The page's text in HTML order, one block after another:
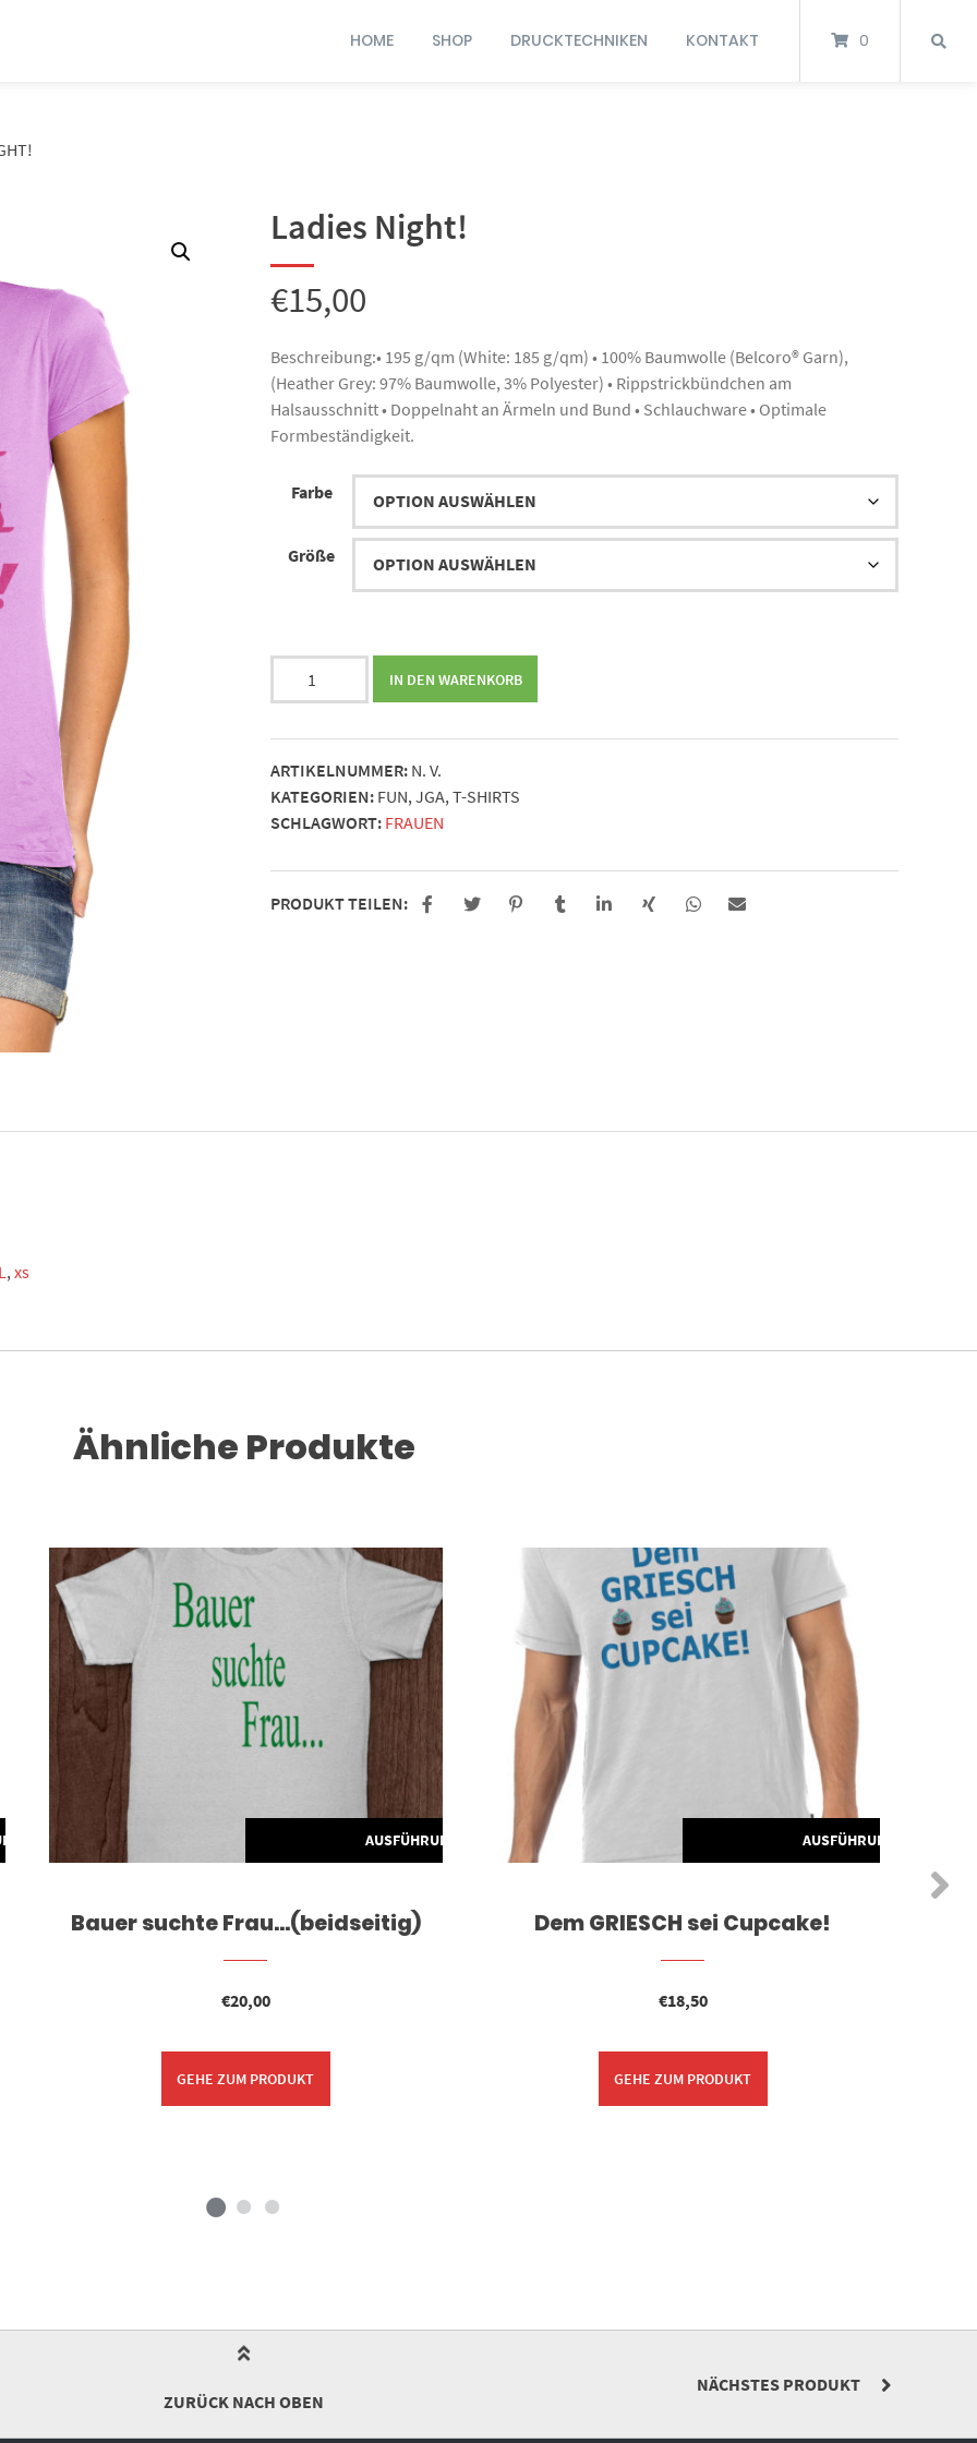
HOME SHOP DRUCKTECHNIKEN KONTAKT 0
Ladies Night!
€15,00
Beschreibung:• 195 g/qm (White: 185 g/qm) • 100% Baumwolle (Belcoro® Garn),
(Heather Grey: 97% Baumwolle, 3% Polyester) • Rippstrickbündchen am
Halsausschnitt • Doppelnaht an Ärmeln und Bund • Schlauchware • Optimale
Formbeständigkeit.
Farbe
Größe
IN DEN WARENKORB
ARTIKELNUMMER: N. V.
KATEGORIEN: FUN,JGA,T-SHIRTS
SCHLAGWORT: FRAUEN
PRODUKT TEILEN:
,xs
Ähnliche Produkte
WÄHLEN AUSFÜHRUNG WÄHLEN
Dieses Produkt weist mehrere Varianten auf. Die Optionen können auf der Produktseite gewählt werden
Bauer suchte Frau…(beidseitig)
€20,00
GEHE ZUM PRODUKT
AUSFÜHRUNG WÄHLEN
Dieses Produkt weist mehrere Varianten auf. Die Optionen können auf der Produktseite gewählt werden
Dem GRIESCH sei Cupcake!
€18,50
GEHE ZUM PRODUKT
NÄCHSTES PRODUKT
ZURÜCK NACH OBEN